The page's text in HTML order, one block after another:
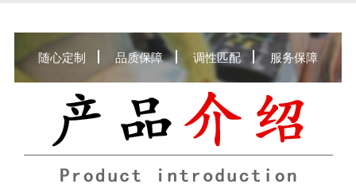
随心定制 品质保障 调性匹配 服务保障